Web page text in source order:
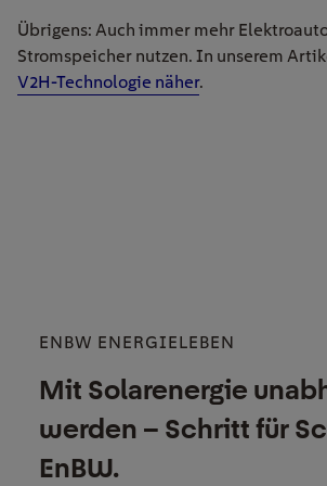
Übrigens: Auch immer mehr
Stromspeicher nutzen. In unserem
V2H-Technologie näher.
ENBW ENERGIELEBEN
Mit Solarenergie
werden – Schritt für
EnBW.